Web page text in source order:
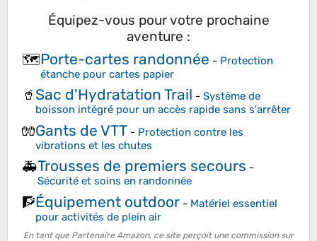
Équipez-vous pour votre prochaine
aventure :
🗺️Porte-cartes randonnée - Protection
étanche pour cartes papier
🥤 Sac d'Hydratation Trail - Système de
boisson intégré pour un accès rapide sans s'arrêter
🧤Gants de VTT - Protection contre les
vibrations et les chutes
🚑Trousses de premiers secours -
Sécurité et soins en randonnée
🧗Équipement outdoor - Matériel essentiel
pour activités de plein air
En tant que Partenaire Amazon, ce site perçoit une commission sur